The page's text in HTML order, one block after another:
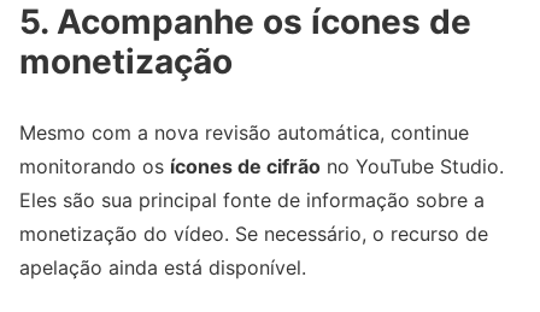
5. Acompanhe os ícones de
monetização
Mesmo com a nova revisão automática, continue
monitorando os ícones de cifrão no YouTube Studio.
Eles são sua principal fonte de informação sobre a
monetização do vídeo. Se necessário, o recurso de
apelação ainda está disponível.